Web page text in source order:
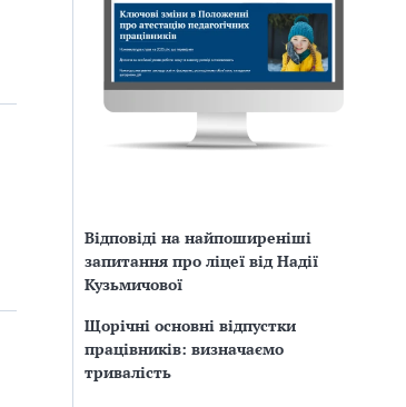
Відповіді на найпоширеніші
запитання про ліцеї від Надії
Кузьмичової
Щорічні основні відпустки
працівників: визначаємо
тривалість